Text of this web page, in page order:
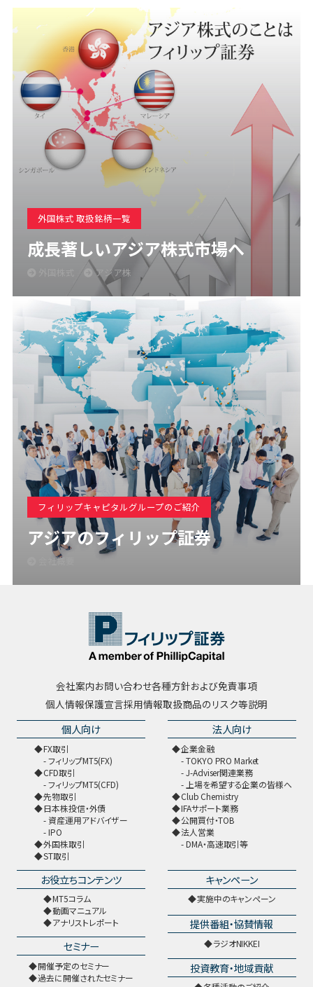
外国株式 取扱銘柄一覧
成長著しいアジア株式市場へ
アジア株
フィリップキャピタルグループのご紹介
アジアのフィリップ証券
会社概要
会社案内お問い合わせ各種方針および免責事項
個人情報保護宣言採用情報取扱商品のリスク等説明
個人向け
FX取引
フィリップMT5(FX)
CFD取引
フィリップMT5(CFD)
先物取引
日本株投信・外債
資産運用アドバイザー
IPO
外国株取引
ST取引
法人向け
企業金融
TOKYO PRO Market
J-Adviser関連業務
上場を希望する企業の皆様へ
Club Chemistry
IFAサポート業務
公開買付・TOB
法人営業
DMA・高速取引等
お役立ちコンテンツ
MT5コラム
動画マニュアル
アナリストレポート
セミナー
開催予定のセミナー
過去に開催されたセミナー
キャンペーン
実施中のキャンペーン
提供番組・協賛情報
ラジオNIKKEI
投資教育・地域貢献